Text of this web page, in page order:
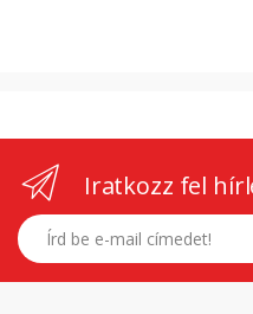
Iratkozz fel
E-mail címed